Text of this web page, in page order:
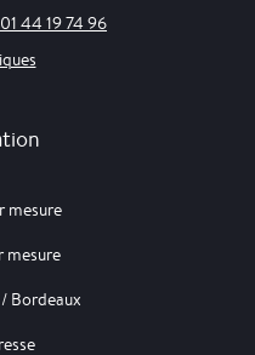
44 19 74 96
mesure
mesure
Bordeaux